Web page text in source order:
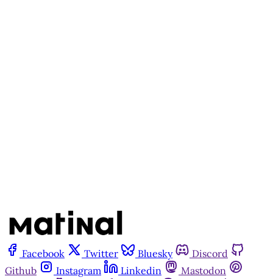
Facebook Twitter Bluesky
Discord
Github
Instagram Linkedin
Mastodon